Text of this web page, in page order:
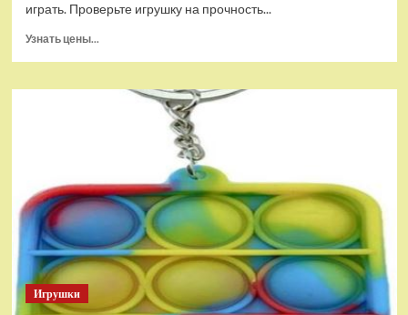
играть. Проверьте игрушку на прочность...
Узнать цены...
Тянущаяся
Паук
Водная
Игрушки